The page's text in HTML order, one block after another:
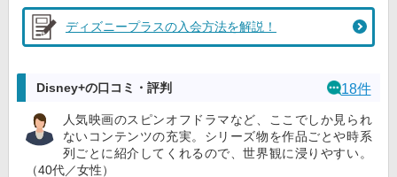
ディズニープラスの入会方法を解説！
Disney+の口コミ・評判 18件
人気映画のスピンオフドラマなど、ここでしか見られ
ないコンテンツの充実。シリーズ物を作品ごとや時系
列ごとに紹介してくれるので、世界観に浸りやすい。
（40代／女性）